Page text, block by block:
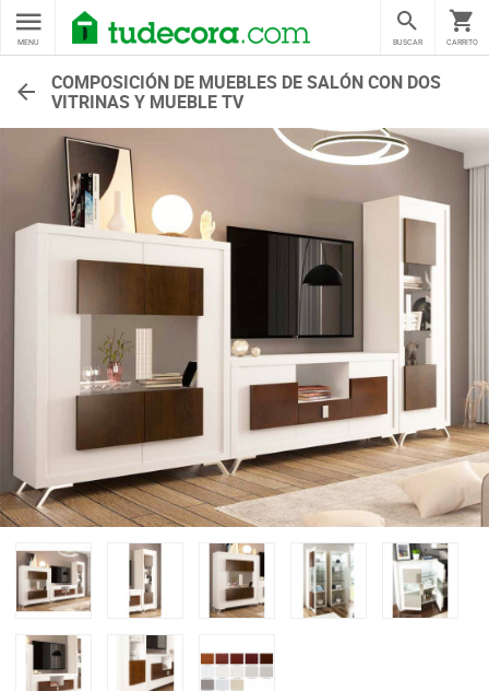
MENU CARRITO
BUSCAR
COMPOSICIÓN DE MUEBLES DE SALÓN CON DOS
VITRINAS Y MUEBLE TV